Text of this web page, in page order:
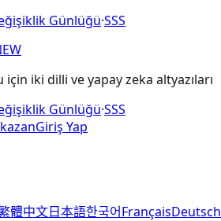
Günlüğü·SSS
iki dilli ve yapay zeka altyazıları
Günlüğü·SSS
Giriş Yap
體中文日本語한국어FrançaisDeutsch